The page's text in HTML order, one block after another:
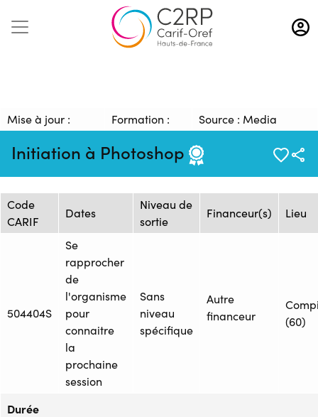
Aller
au
contenu
Initiation à Photoshop
Mise à jour :
09/01/2026
Formation :
1228062
Source : Media
Management
Session de formation
Code
CARIF
Dates
Niveau de
sortie
Financeur(s) Lieu
504404S
Se
rapprocher
de
l'organisme
pour
connaitre
la
prochaine
session
Sans
niveau
spécifique
Autre
financeur
(60)
Durée